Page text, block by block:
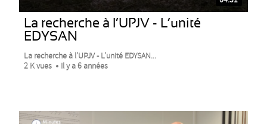
La recherche à l’UPJV - L’unité
EDYSAN
La recherche à l’UPJV - L’unité EDYSAN...
2 K vues
Il y a 6 années